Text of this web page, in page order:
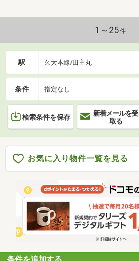
1～25件
駅 久大本線/田主丸
条件 指定なし
検索条件を保存
新着メールを受
取る
お気に入り物件一覧を見る